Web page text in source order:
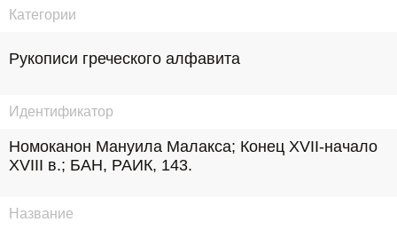
Категории
Рукописи греческого алфавита
Идентификатор
Номоканон Мануила Малакса; Конец XVII-начало
XVIII в.; БАН, РАИК, 143.
Название